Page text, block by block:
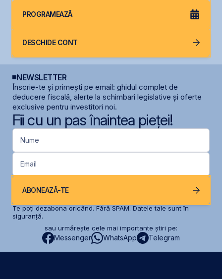
PROGRAMEAZĂ
DESCHIDE CONT
NEWSLETTER
Înscrie-te și primești pe email: ghidul complet de
deducere fiscală, alerte la schimbari legislative și oferte
exclusive pentru investitori noi.
Fii cu un pas înaintea pieței!
Nume
Email
ABONEAZĂ-TE
Te poți dezabona oricând. Fără SPAM. Datele tale sunt în
siguranță.
sau urmărește cele mai importante știri pe:
Messenger WhatsApp Telegram